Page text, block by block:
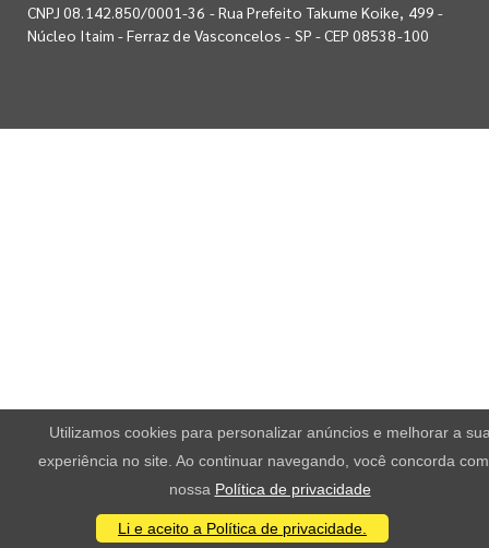
CNPJ 08.142.850/0001-36 - Rua Prefeito Takume Koike, 499 -
Núcleo Itaim - Ferraz de Vasconcelos - SP - CEP 08538-100
Utilizamos cookies para personalizar anúncios e melhorar a
experiência no site. Ao continuar navegando, você concorda
nossa Política de privacidade
Li e aceito a Política de privacidade.